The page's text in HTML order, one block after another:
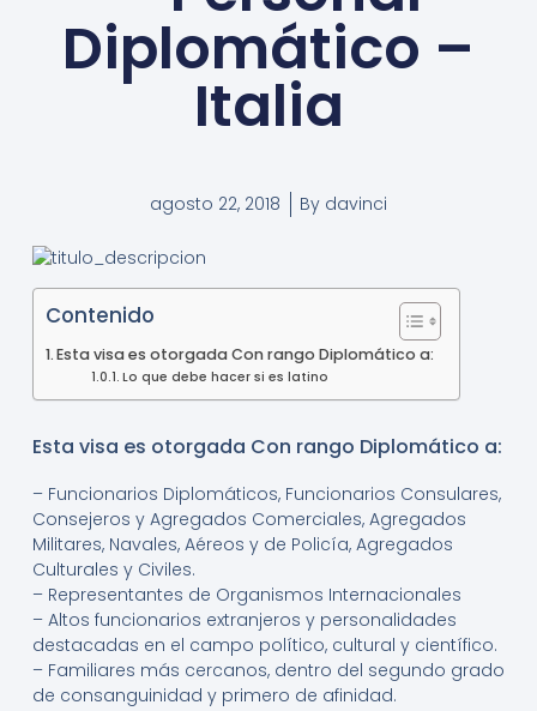
Diplomático –
Italia
agosto 22, 2018 By davinci
Contenido
Esta visa es otorgada Con rango Diplomático a:
Lo que debe hacer si es latino
Esta visa es otorgada Con rango Diplomático a:
– Funcionarios Diplomáticos, Funcionarios Consulares,
Consejeros y Agregados Comerciales, Agregados
Militares, Navales, Aéreos y de Policía, Agregados
Culturales y Civiles.
– Representantes de Organismos Internacionales
– Altos funcionarios extranjeros y personalidades
destacadas en el campo político, cultural y científico.
– Familiares más cercanos, dentro del segundo grado
de consanguinidad y primero de afinidad.